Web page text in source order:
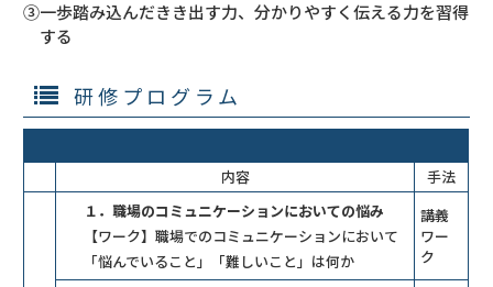
③一歩踏み込んだきき出す力、分かりやすく伝える力を習得
する
研修プログラム
内容
手法
１．職場のコミュニケーションにおいての悩み
【ワーク】職場でのコミュニケーションにおいて
「悩んでいること」「難しいこと」は何か
講義
ワー
ク